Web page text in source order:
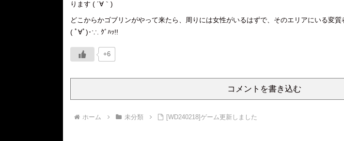
ります ( ´∀｀)
どこからかゴブリンがやって来たら、周りには女性がいるはずで、そのエリアにいる変
( ﾟ∀ﾟ)･∵. ｸﾞﾊｯ!!
+6
コメントを書き込む
ホーム 未分類 [WD240218]ゲーム更新しました